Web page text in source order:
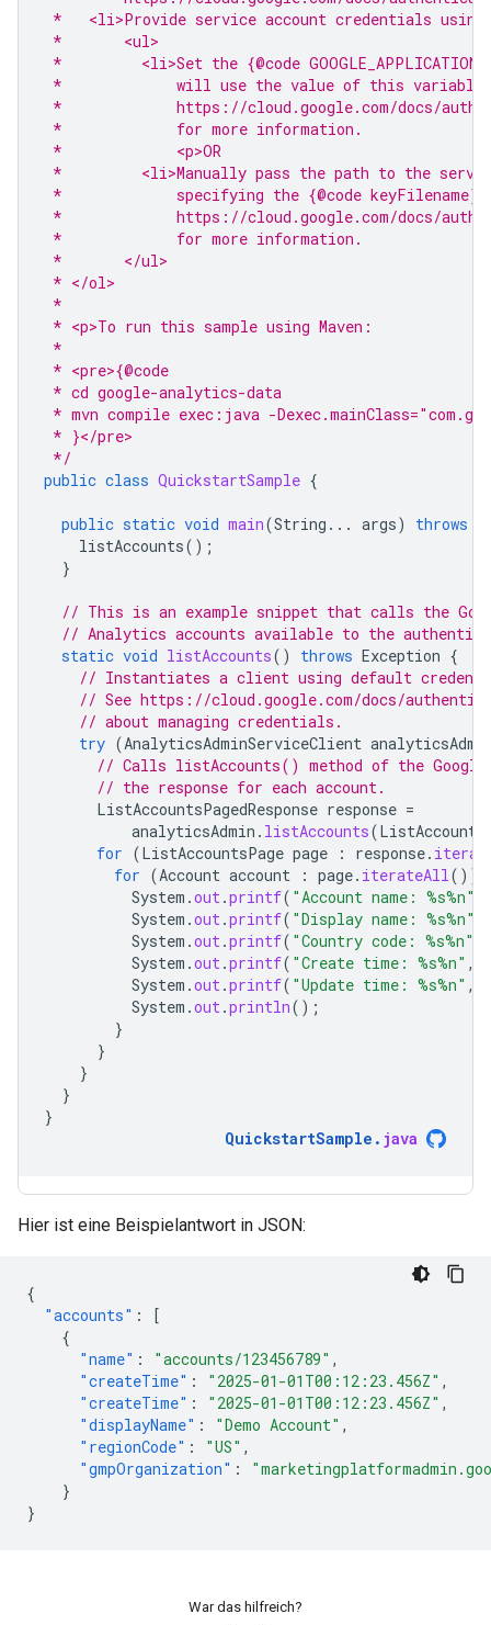
*   <li>Provide service account credentials
*       <ul>
*         <li>Set the {@code
*             will use the value of this variable to
*             https://cloud.google.com/docs/
*             for more information.
*             <p>OR
*         <li>Manually pass the path to the
*             specifying the {@code keyFilename}
*             https://cloud.google.com/docs/
*             for more information.
*       </ul>
* </ol>
*
* <p>To run this sample using Maven:
*
* <pre>{@code
* cd google-analytics-data
* mvn compile exec:java -
* }</pre>
*/
public class QuickstartSample {
public static void main(String ... args) throws
listAccounts();
}
// This is an example snippet that calls the
// Analytics accounts available to the
static void listAccounts() throws Exception {
// Instantiates a client using default
// See https://cloud.google.com/docs/
// about managing credentials.
try (AnalyticsAdminServiceClient
// Calls listAccounts() method of the
// the response for each account.
ListAccountsPagedResponse response =
analyticsAdmin . listAccounts(
for (ListAccountsPage page : response.
for (Account account : page. iterateAll())
System .out.printf( "Account name: %s%n"
System .out.printf( "Display name: %s%n"
System .out.printf( "Country code: %s%n"
System .out.printf( "Create time: %s%n" ,
System .out.printf( "Update time: %s%n" ,
System .out.println();
}
}
}
}
}
QuickstartSample . java
Hier ist eine Beispielantwort in JSON:
{
"accounts" :
[
{
"name" : "accounts/123456789" ,
"createTime" : "2025-01-01T00:12:23.456Z" ,
"createTime" : "2025-01-01T00:12:23.456Z" ,
"displayName" : "Demo Account" ,
"regionCode" : "US" ,
"gmpOrganization" :
}
}
War das hilfreich?